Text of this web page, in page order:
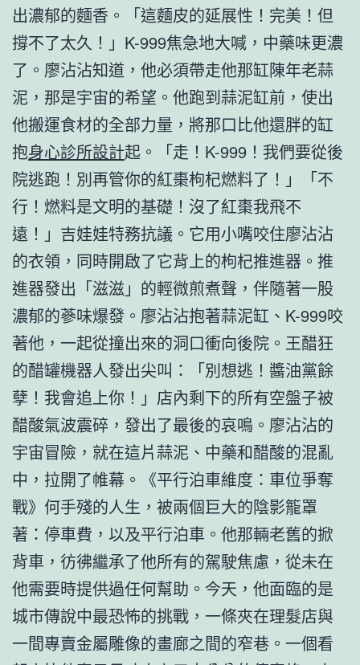
出濃郁的麵香。「這麵皮的延展性！完美！但
撐不了太久！」K-999焦急地大喊，中藥味更濃
了。廖沾沾知道，他必須帶走他那缸陳年老蒜
泥，那是宇宙的希望。他跑到蒜泥缸前，使出
他搬運食材的全部力量，將那口比他還胖的缸
抱身心診所設計起。「走！K-999！我們要從後
院逃跑！別再管你的紅棗枸杞燃料了！」「不
行！燃料是文明的基礎！沒了紅棗我飛不
遠！」吉娃娃特務抗議。它用小嘴咬住廖沾沾
的衣領，同時開啟了它背上的枸杞推進器。推
進器發出「滋滋」的輕微煎煮聲，伴隨著一股
濃郁的蔘味爆發。廖沾沾抱著蒜泥缸、K-999咬
著他，一起從撞出來的洞口衝向後院。王醋狂
的醋罐機器人發出尖叫：「別想逃！醬油黨餘
孽！我會追上你！」店內剩下的所有空盤子被
醋酸氣波震碎，發出了最後的哀鳴。廖沾沾的
宇宙冒險，就在這片蒜泥、中藥和醋酸的混亂
中，拉開了帷幕。《平行泊車維度：車位爭奪
戰》何手殘的人生，被兩個巨大的陰影籠罩
著：停車費，以及平行泊車。他那輛老舊的掀
背車，彷彿繼承了他所有的駕駛焦慮，從未在
他需要時提供過任何幫助。今天，他面臨的是
城市傳說中最恐怖的挑戰，一條夾在理髮店與
一間專賣金屬雕像的畫廊之間的窄巷。一個看